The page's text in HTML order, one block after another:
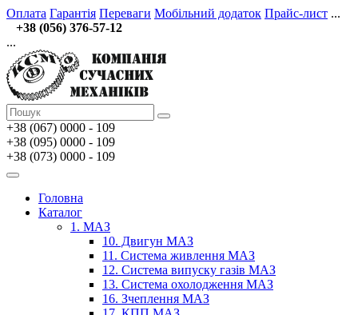
Оплата Гарантія Переваги Мобільний додаток Прайс-лист ...
+38 (056) 376-57-12
...
+38 (067) 0000 - 109
+38 (095) 0000 - 109
+38 (073) 0000 - 109
Головна
Каталог
1. МАЗ
10. Двигун МАЗ
11. Система живлення МАЗ
12. Система випуску газів МАЗ
13. Система охолодження МАЗ
16. Зчеплення МАЗ